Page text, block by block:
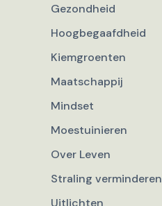
Gezondheid
Hoogbegaafdheid
Kiemgroenten
Maatschappij
Mindset
Moestuinieren
Over Leven
Straling verminderen
Uitlichten